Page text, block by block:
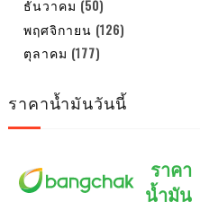
ธันวาคม (50)
พฤศจิกายน (126)
ตุลาคม (177)
ราคาน้ำมันวันนี้